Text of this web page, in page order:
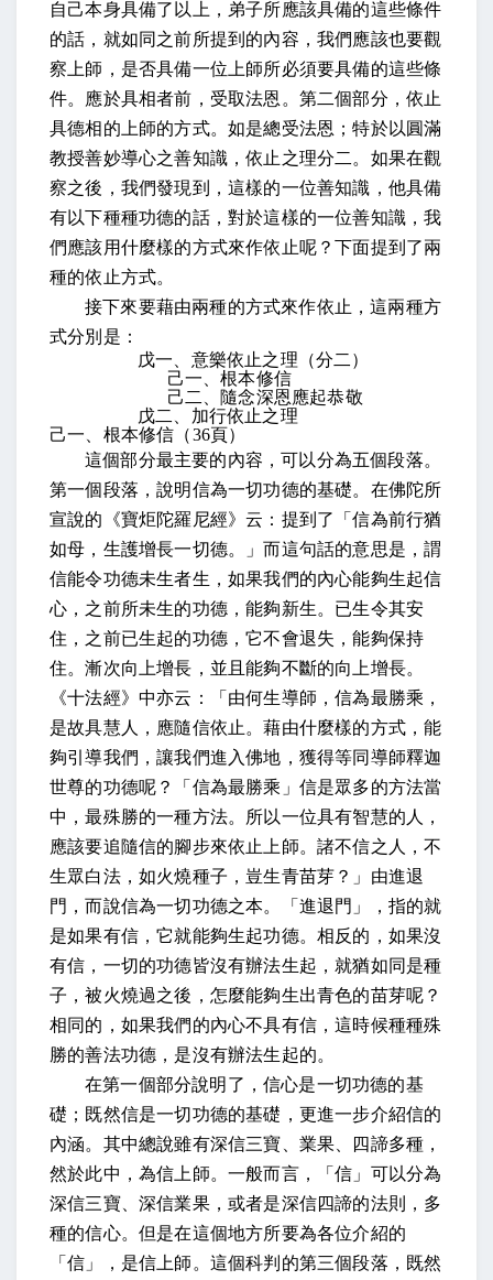
自己本身具備了以上，弟子所應該具備的這些條件
的話，就如同之前所提到的內容，我們應該也要觀
察上師，是否具備一位上師所必須要具備的這些條
件。 應於具相者前，受取法恩 。第二個部分，依止
具德相的上師的方式。 如是總受法恩；特於以圓滿
教授善妙導心之善知識，依止之理分二 。如果在觀
察之後，我們發現到，這樣的一位善知識，他具備
有以下種種功德的話，對於這樣的一位善知識，我
們應該用什麼樣的方式來作依止呢？下面提到了兩
種的依止方式。
接下來要藉由兩種的方式來作依止，這兩種方
式分別是：
戊一、意樂依止之理（分二）
己一、根本修信
己二、隨念深恩應起恭敬
戊二、加行依止之理
己一、根本修信（36頁）
這個部分最主要的內容，可以分為五個段落。
第一個段落，說明信為一切功德的基礎。在佛陀所
宣說的 《寶炬陀羅尼經》云： 提到了「信為前行猶
如母，生護增長一切德。」而這句話的意思是，謂
信能令功德未生者生 ，如果我們的內心能夠生起信
心，之前所未生的功德，能夠新生。 已生令其安
住 ，之前已生起的功德，它不會退失，能夠保持
住。漸次向上增長 ，並且能夠不斷的向上增長。
《十法經》中亦云：「由何生導師，信為最勝乘，
是故具慧人，應隨信依止 。藉由什麼樣的方式，能
夠引導我們，讓我們進入佛地，獲得等同導師釋迦
世尊的功德呢？「信為最勝乘」信是眾多的方法當
中，最殊勝的一種方法。所以一位具有智慧的人，
應該要追隨信的腳步來依止上師。 諸不信之人，不
生眾白法，如火燒種子，豈生青苗芽？」由進退
門，而說信為一切功德之本。「進退門」，指的就
是如果有信，它就能夠生起功德。相反的，如果沒
有信，一切的功德皆沒有辦法生起，就猶如同是種
子，被火燒過之後，怎麼能夠生出青色的苗芽呢？
相同的，如果我們的內心不具有信，這時候種種殊
勝的善法功德，是沒有辦法生起的。
在第一個部分說明了，信心是一切功德的基
礎；既然信是一切功德的基礎，更進一步介紹信的
內涵。 其中總說雖有深信三寶、業果、四諦多種，
然於此中，為信上師。一般而言，「信」可以分為
深信三寶、深信業果，或者是深信四諦的法則，多
種的信心。但是在這個地方所要為各位介紹的
「信」，是信上師。這個科判的第三個段落，既然